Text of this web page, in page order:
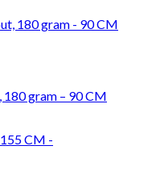
180 gram – 90 CM